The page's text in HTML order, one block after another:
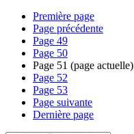
Première page
Page précédente
Page 49
Page 50
Page 51 (page actuelle)
Page 52
Page 53
Page suivante
Dernière page